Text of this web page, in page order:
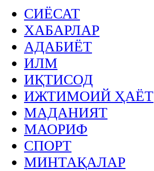
СИЁСАТ
ХАБАРЛАР
АДАБИЁТ
ИЛМ
ИҚТИСОД
ИЖТИМОИЙ ҲАЁТ
МАДАНИЯТ
МАОРИФ
СПОРТ
МИНТАҚАЛАР